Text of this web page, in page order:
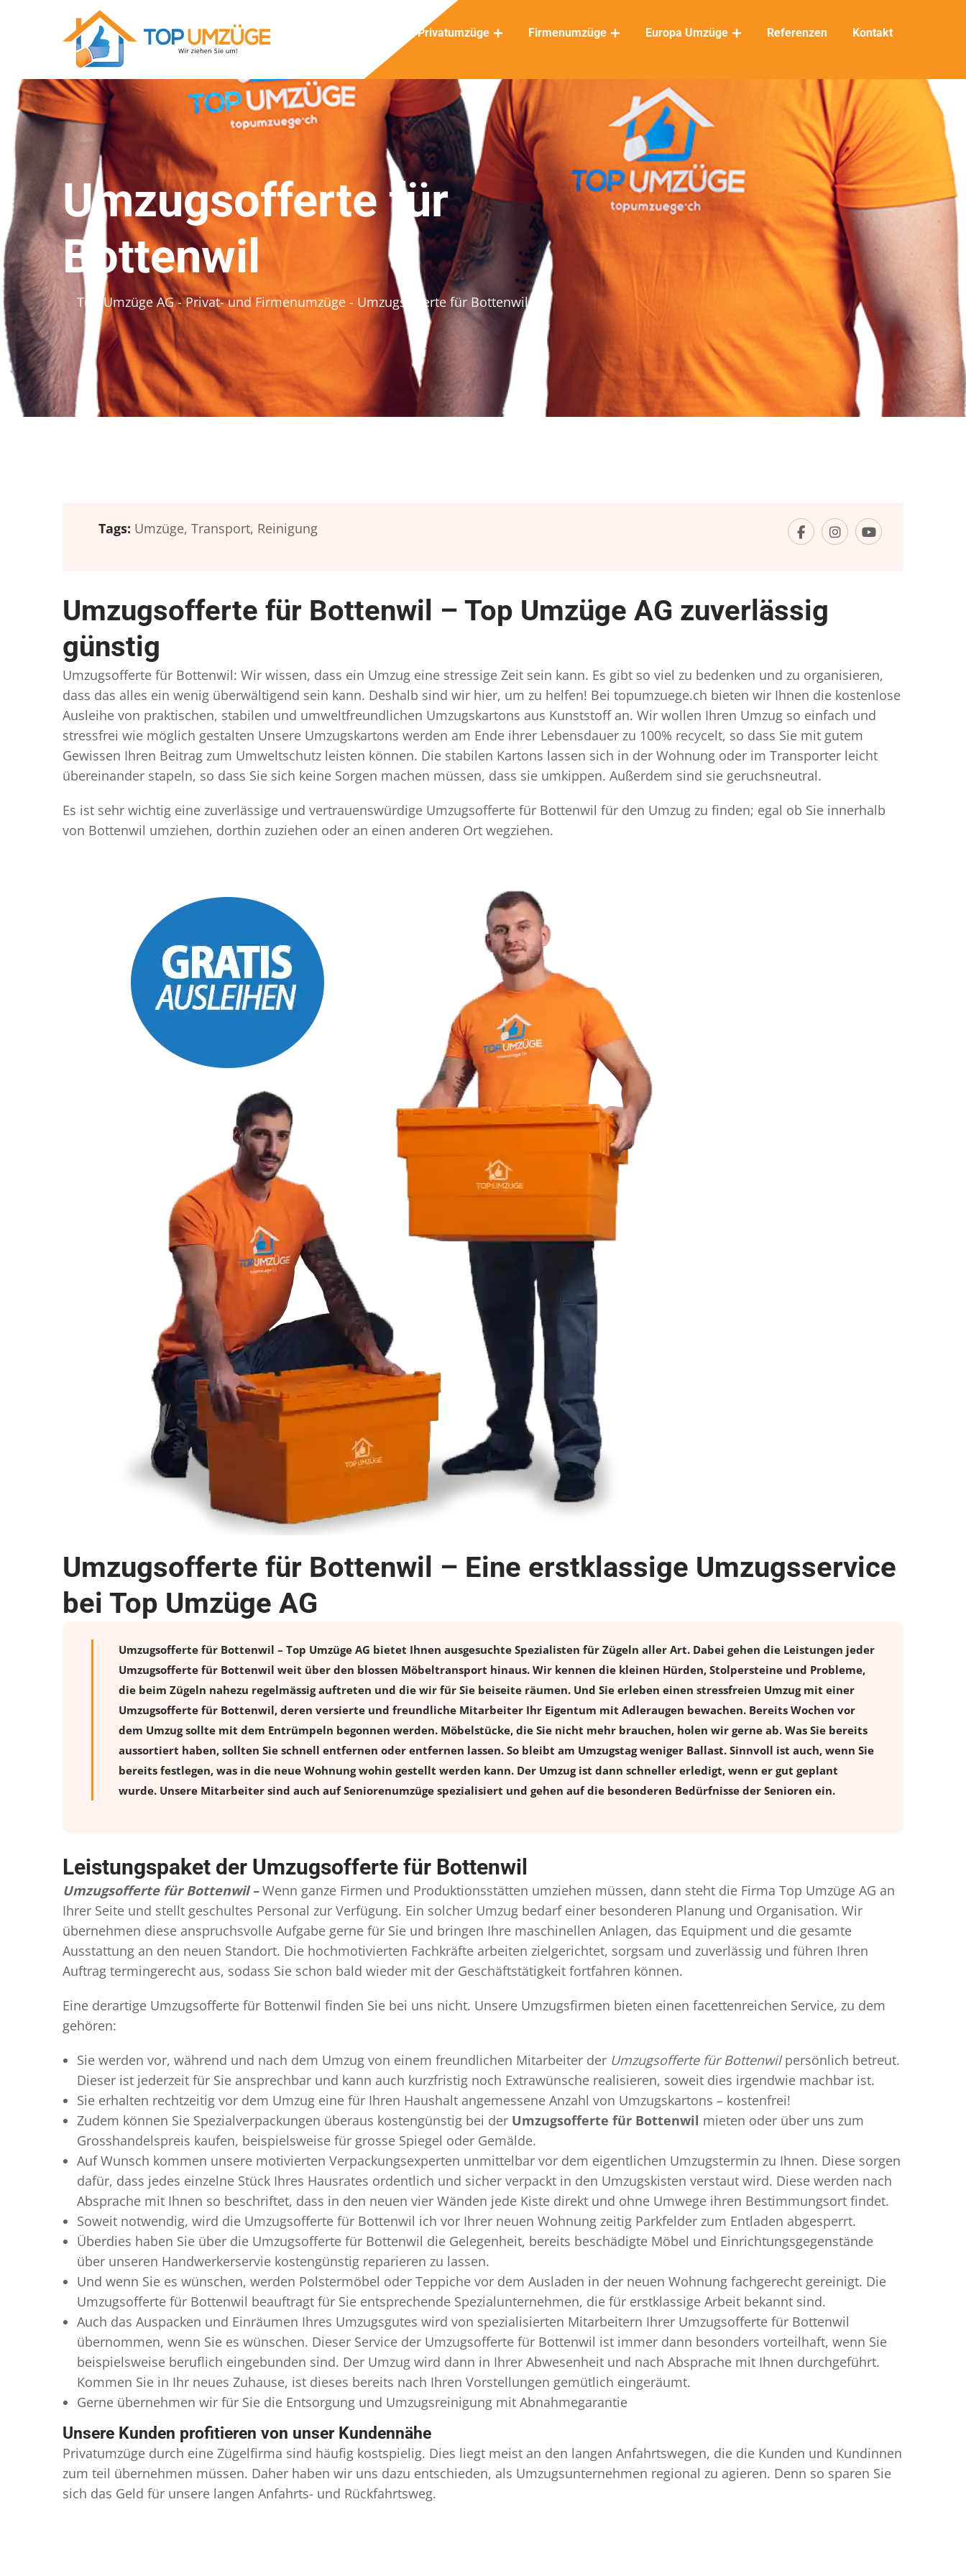
Privatumzüge Firmenumzüge Europa Umzüge Referenzen Kontakt
Umzugsofferte für
Bottenwil
Top Umzüge AG - Privat- und Firmenumzüge - Umzugsofferte für Bottenwil
Tags: Umzüge, Transport, Reinigung
Umzugsofferte für Bottenwil – Top Umzüge AG zuverlässig
günstig
Umzugsofferte für Bottenwil: Wir wissen, dass ein Umzug eine stressige Zeit sein kann. Es gibt so viel zu bedenken und zu organisieren,
dass das alles ein wenig überwältigend sein kann. Deshalb sind wir hier, um zu helfen! Bei topumzuege.ch bieten wir Ihnen die kostenlose
Ausleihe von praktischen, stabilen und umweltfreundlichen Umzugskartons aus Kunststoff an. Wir wollen Ihren Umzug so einfach und
stressfrei wie möglich gestalten Unsere Umzugskartons werden am Ende ihrer Lebensdauer zu 100% recycelt, so dass Sie mit gutem
Gewissen Ihren Beitrag zum Umweltschutz leisten können. Die stabilen Kartons lassen sich in der Wohnung oder im Transporter leicht
übereinander stapeln, so dass Sie sich keine Sorgen machen müssen, dass sie umkippen. Außerdem sind sie geruchsneutral.
Es ist sehr wichtig eine zuverlässige und vertrauenswürdige Umzugsofferte für Bottenwil für den Umzug zu finden; egal ob Sie innerhalb
von Bottenwil umziehen, dorthin zuziehen oder an einen anderen Ort wegziehen.
Umzugsofferte für Bottenwil – Eine erstklassige Umzugsservice
bei Top Umzüge AG
Umzugsofferte für Bottenwil – Top Umzüge AG bietet Ihnen ausgesuchte Spezialisten für Zügeln aller Art. Dabei gehen die Leistungen jeder
Umzugsofferte für Bottenwil weit über den blossen Möbeltransport hinaus. Wir kennen die kleinen Hürden, Stolpersteine und Probleme,
die beim Zügeln nahezu regelmässig auftreten und die wir für Sie beiseite räumen. Und Sie erleben einen stressfreien Umzugmit einer
Umzugsofferte für Bottenwil, deren versierte und freundliche Mitarbeiter Ihr Eigentum mit Adleraugen bewachen. Bereits Wochen vor
dem Umzug sollte mit dem Entrümpeln begonnen werden. Möbelstücke, die Sie nicht mehr brauchen, holen wir gerne ab. Was Sie bereits
aussortiert haben, sollten Sie schnell entfernen oder entfernen lassen. So bleibt am Umzugstag weniger Ballast. Sinnvoll ist auch, wenn Sie
bereits festlegen, was in die neue Wohnung wohin gestellt werden kann. Der Umzug ist dann schneller erledigt, wenn er gut geplant
wurde. Unsere Mitarbeiter sind auch auf Seniorenumzüge spezialisiert und gehen auf die besonderen Bedürfnisse der Senioren ein.
Leistungspaket der Umzugsofferte für Bottenwil
Umzugsofferte für Bottenwil – Wenn ganze Firmen und Produktionsstätten umziehen müssen, dann steht die Firma Top Umzüge AG an
Ihrer Seite und stellt geschultes Personal zur Verfügung. Ein solcher Umzug bedarf einer besonderen Planung und Organisation. Wir
übernehmen diese anspruchsvolle Aufgabe gerne für Sie und bringen Ihre maschinellen Anlagen, das Equipment und die gesamte
Ausstattung an den neuen Standort. Die hochmotivierten Fachkräfte arbeiten zielgerichtet, sorgsam und zuverlässig und führen Ihren
Auftrag termingerecht aus, sodass Sie schon bald wieder mit der Geschäftstätigkeit fortfahren können.
Eine derartige Umzugsofferte für Bottenwil finden Sie bei uns nicht. Unsere Umzugsfirmen bieten einen facettenreichen Service, zu dem
gehören:
Sie werden vor, während und nach dem Umzug von einem freundlichen Mitarbeiter der Umzugsofferte für Bottenwilpersönlich betreut.
Dieser ist jederzeit für Sie ansprechbar und kann auch kurzfristig noch Extrawünsche realisieren, soweit dies irgendwie machbar ist.
Sie erhalten rechtzeitig vor dem Umzug eine für Ihren Haushalt angemessene Anzahl von Umzugskartons – kostenfrei!
Zudem können Sie Spezialverpackungen überaus kostengünstig bei der Umzugsofferte für Bottenwil mieten oder über uns zum
Grosshandelspreis kaufen, beispielsweise für grosse Spiegel oder Gemälde.
Auf Wunsch kommen unsere motivierten Verpackungsexperten unmittelbar vor dem eigentlichen Umzugstermin zu Ihnen. Diese sorgen
dafür, dass jedes einzelne Stück Ihres Hausrates ordentlich und sicher verpackt in den Umzugskisten verstaut wird. Diese werden nach
Absprache mit Ihnen so beschriftet, dass in den neuen vier Wänden jede Kiste direkt und ohne Umwege ihren Bestimmungsort findet.
Soweit notwendig, wird die Umzugsofferte für Bottenwil ich vor Ihrer neuen Wohnung zeitig Parkfelder zum Entladen abgesperrt.
Überdies haben Sie über die Umzugsofferte für Bottenwil die Gelegenheit, bereits beschädigte Möbel und Einrichtungsgegenstände
über unseren Handwerkerservie kostengünstig reparieren zu lassen.
Und wenn Sie es wünschen, werden Polstermöbel oder Teppiche vor dem Ausladen in der neuen Wohnung fachgerecht gereinigt. Die
Umzugsofferte für Bottenwil beauftragt für Sie entsprechende Spezialunternehmen, die für erstklassige Arbeit bekannt sind.
Auch das Auspacken und Einräumen Ihres Umzugsgutes wird von spezialisierten Mitarbeitern Ihrer Umzugsofferte für Bottenwil
übernommen, wenn Sie es wünschen. Dieser Service der Umzugsofferte für Bottenwil ist immer dann besonders vorteilhaft, wenn Sie
beispielsweise beruflich eingebunden sind. Der Umzug wird dann in Ihrer Abwesenheit und nach Absprache mit Ihnen durchgeführt.
Kommen Sie in Ihr neues Zuhause, ist dieses bereits nach Ihren Vorstellungen gemütlich eingeräumt.
Gerne übernehmen wir für Sie die Entsorgung und Umzugsreinigung mit Abnahmegarantie
Unsere Kunden profitieren von unser Kundennähe
Privatumzüge durch eine Zügelfirma sind häufig kostspielig. Dies liegt meist an den langen Anfahrtswegen, die die Kunden und Kundinnen
zum teil übernehmen müssen. Daher haben wir uns dazu entschieden, als Umzugsunternehmen regional zu agieren. Denn so sparen Sie
sich das Geld für unsere langen Anfahrts- und Rückfahrtsweg.